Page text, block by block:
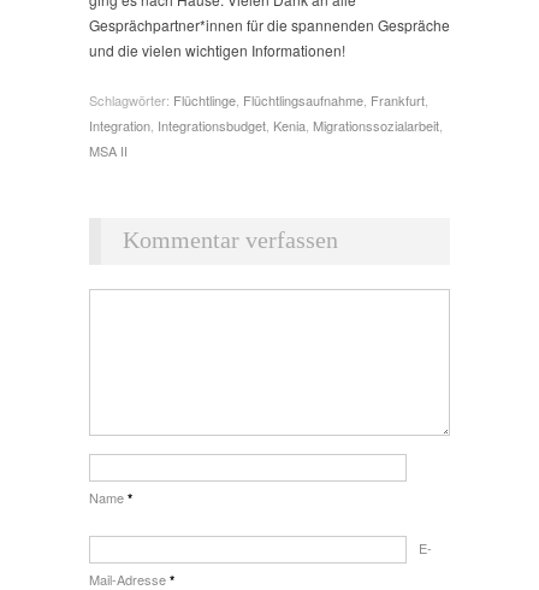
Gesprächpartner*innen für die spannenden Gespräche
und die vielen wichtigen Informationen!
Schlagwörter: Flüchtlinge Flüchtlingsaufnahme Frankfurt
Integration Integrationsbudget Kenia Migrationssozialarbeit
MSA II
Kommentar verfassen
Name *
E-
Mail-Adresse *